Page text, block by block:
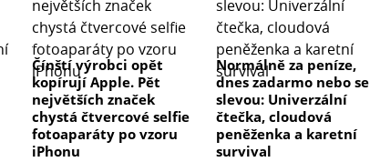
Čínští výrobci opět
kopírují Apple. Pět
největších značek
chystá čtvercové selfie
fotoaparáty po vzoru
iPhonu
Normálně za peníze,
dnes zadarmo nebo se
slevou: Univerzální
čtečka, cloudová
peněženka a karetní
survival